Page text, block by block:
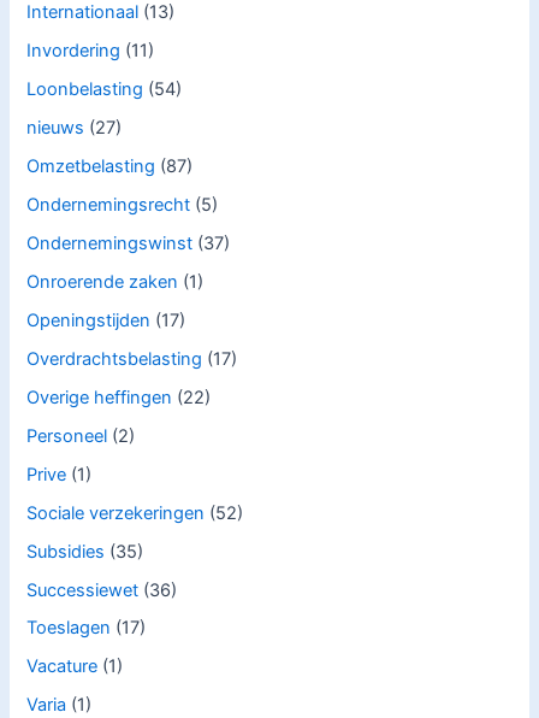
Internationaal (13)
Invordering (11)
Loonbelasting (54)
nieuws (27)
Omzetbelasting (87)
Ondernemingsrecht (5)
Ondernemingswinst (37)
Onroerende zaken (1)
Openingstijden (17)
Overdrachtsbelasting (17)
Overige heffingen (22)
Personeel (2)
Prive (1)
Sociale verzekeringen (52)
Subsidies (35)
Successiewet (36)
Toeslagen (17)
Vacature (1)
Varia (1)